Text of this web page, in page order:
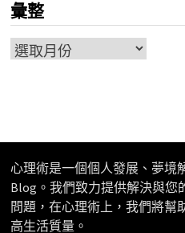
彙整
彙
心理術是一個個人發展、夢境
Blog。我們致力提供解決與您
問題，在心理術上，我們將幫
高生活質量。